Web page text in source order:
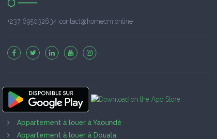
+237 695032634 contact@homecm.online
Appartement à louer à Yaoundé
Appartement à louer à Douala